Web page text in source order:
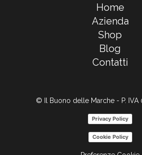
Home
Azienda
Shop
Blog
Contatti
© Il Buono delle Marche - P. IVA
Privacy Policy
Cookie Policy